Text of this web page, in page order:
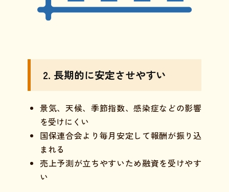
2. 長期的に安定させやすい
景気、天候、季節指数、感染症などの影響
を受けにくい
国保連合会より毎月安定して報酬が振り込
まれる
売上予測が立ちやすいため融資を受けやす
い